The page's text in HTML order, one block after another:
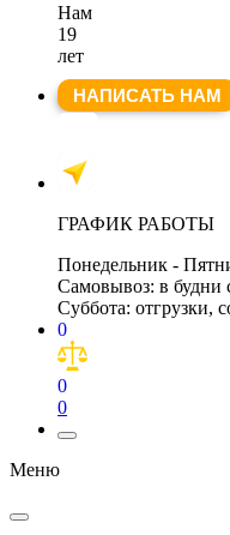
Нам
19
лет
НАПИСАТЬ НАМ
ГРАФИК РАБОТЫ
Понедельник -
Самовывоз: в будни
Суббота: отгрузки,
0
0
0
Меню